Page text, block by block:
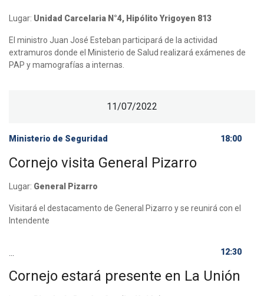
Lugar: Unidad Carcelaria N°4, Hipólito Yrigoyen 813
El ministro Juan José Esteban participará de la actividad
extramuros donde el Ministerio de Salud realizará exámenes de
PAP y mamografías a internas.
11/07/2022
Ministerio de Seguridad 18:00
Cornejo visita General Pizarro
Lugar: General Pizarro
Visitará el destacamento de General Pizarro y se reunirá con el
Intendente
... 12:30
Cornejo estará presente en La Unión